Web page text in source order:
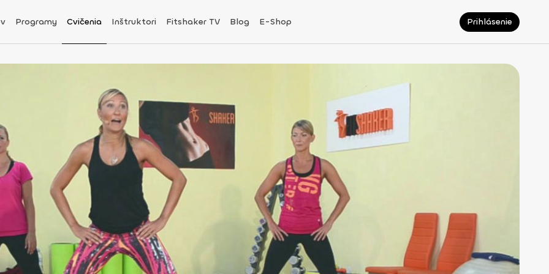
Programy Cvičenia Inštruktori Fitshaker TV Blog E-Shop Prihlásenie